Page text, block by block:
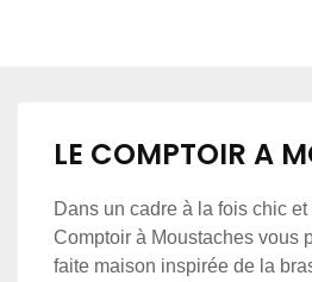
LE COMPTOIR A
Dans un cadre à la fois chic
Comptoir à Moustaches vous
faite maison inspirée de la